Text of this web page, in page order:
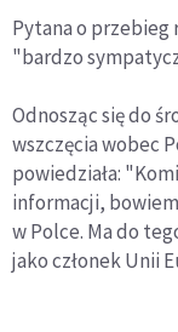
Pytana o przebieg
"bardzo
Odnosząc się do
wszczęcia wobec
powiedziała:
informacji,
w Polce. Ma do
jako członek Unii